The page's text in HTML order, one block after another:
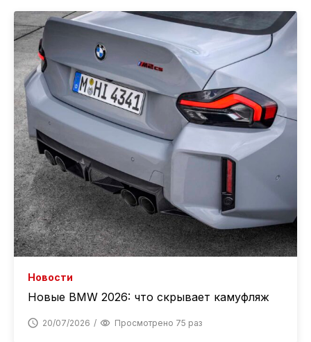
Новости
Новые BMW 2026: что скрывает камуфляж
20/07/2026 Просмотрено 75 раз